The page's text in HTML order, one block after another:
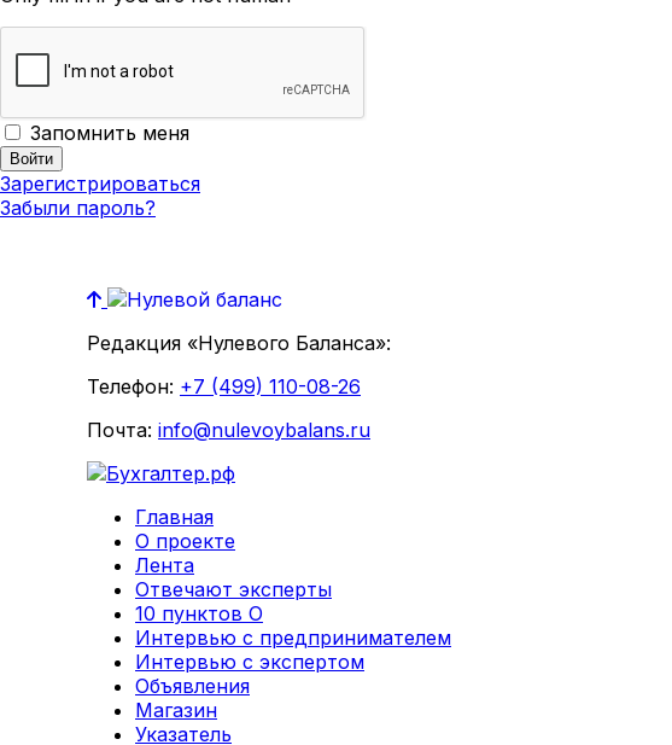
Запомнить меня
Зарегистрироваться
Забыли пароль?
Редакция «Нулевого Баланса»:
Телефон: +7 (499) 110-08-26
Почта: info@nulevoybalans.ru
Главная
О проекте
Лента
Отвечают эксперты
10 пунктов О
Интервью с предпринимателем
Интервью с экспертом
Объявления
Магазин
Указатель